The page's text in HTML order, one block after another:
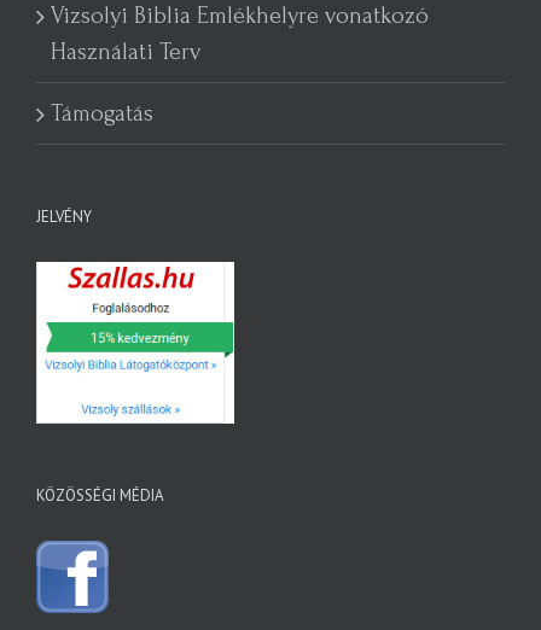
Vizsolyi Biblia Emlékhelyre vonatkozó
Használati Terv
Támogatás
JELVÉNY
KÖZÖSSÉGI MÉDIA